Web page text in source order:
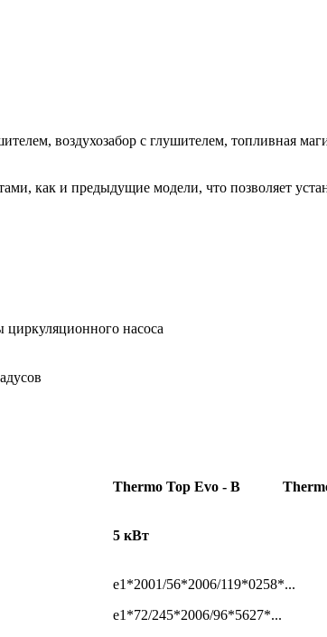
воздухозaбoр с глушитeлем, топливная
как и предыдущие модели, что позволяет
насоса
Thermo Top Evo - B
5 кВт
e1*2001/56*2006/119*0258*...
e1*72/245*2006/96*5627*...